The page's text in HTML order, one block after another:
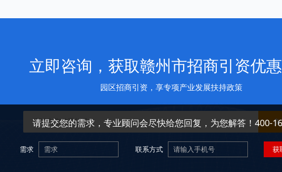
请提交您的需求，专业顾问会尽快给您回复，为您解答！400-
需求 联系方式 获
立即咨询，获取赣州市招商引资优
园区招商引资，享专项产业发展扶持政策